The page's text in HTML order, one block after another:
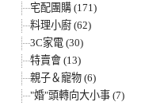
宅配團購 (171)
料理小廚 (62)
3C家電 (30)
特賣會 (13)
親子＆寵物 (6)
"婚"頭轉向大小事 (7)